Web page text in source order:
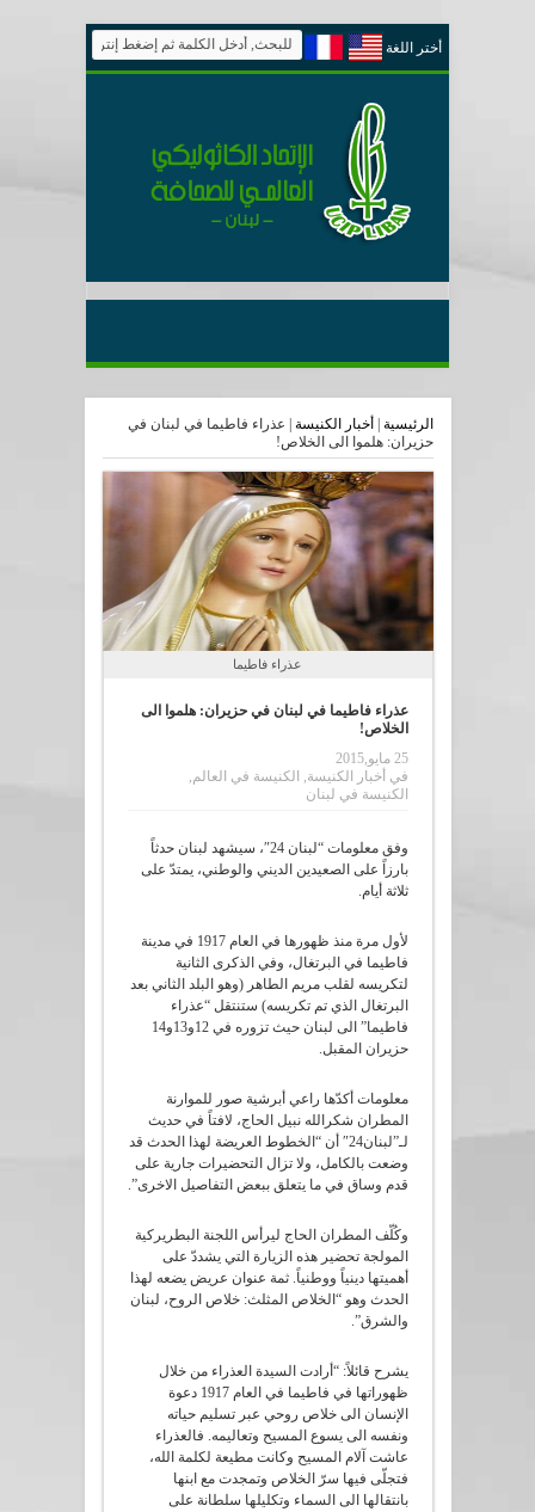
أختر اللغة
الرئيسية أخبار الكنيسة
عذراء فاطيما في لبنان في
حزيران: هلموا الى الخلاص!
عذراء فاطيما
عذراء فاطيما في لبنان في حزيران: هلموا الى
الخلاص!
25 مايو,2015
في أخبار الكنيسة, الكنيسة في العالم,
الكنيسة في لبنان
وفق معلومات “لبنان 24″، سيشهد لبنان حدثاً
بارزاً على الصعيدين الديني والوطني، يمتدّ على
ثلاثة أيام.
لأول مرة منذ ظهورها في العام 1917 في مدينة
فاطيما في البرتغال، وفي الذكرى الثانية
لتكريسه لقلب مريم الطاهر (وهو البلد الثاني بعد
البرتغال الذي تم تكريسه) ستنتقل “عذراء
فاطيما” الى لبنان حيث تزوره في 12و13و14
حزيران المقبل.
معلومات أكدّها راعي أبرشية صور للموارنة
المطران شكرالله نبيل الحاج، لافتاً في حديث
لـ”لبنان24″ أن “الخطوط العريضة لهذا الحدث قد
وضعت بالكامل، ولا تزال التحضيرات جارية على
قدم وساق في ما يتعلق ببعض التفاصيل الاخرى”.
وكُلّف المطران الحاج ليرأس اللجنة البطريركية
المولجة تحضير هذه الزيارة التي يشددّ على
أهميتها دينياً ووطنياً. ثمة عنوان عريض يضعه لهذا
الحدث وهو “الخلاص المثلث: خلاص الروح، لبنان
والشرق”.
يشرح قائلاً: “أرادت السيدة العذراء من خلال
ظهوراتها في فاطيما في العام 1917 دعوة
الإنسان الى خلاص روحي عبر تسليم حياته
ونفسه الى يسوع المسيح وتعاليمه. فالعذراء
عاشت آلام المسيح وكانت مطيعة لكلمة الله،
فتجلّى فيها سرّ الخلاص وتمجدت مع ابنها
بانتقالها الى السماء وتكليلها سلطانة على